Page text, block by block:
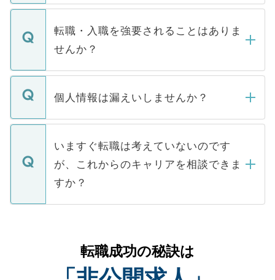
ます。通常、5営業日以内にはご連絡をせて
いただきますので、しばらくお待ちくださ
マイナビDOCTORで取り扱っている求人の
うち約3割は、Webサイトからご覧いただ
けない「非公開求人」です。非公開求人は
下記の理由によって、一般には公開してい
ません。
■応募殺到を避けるため 人気のある医療機
関を公にしてしまうと、応募が殺到する場
に、医療機関が求める条件に合った人材の
みを人材紹介会社に依頼するケースが増え
ています。
転職・入職を強要されることはありま
せんか？
転職・入職を強要することは一切ありませ
ん。また、仮に応募先から内定をいただい
定を承諾する必要はありません。内定先へ
の辞退の連絡はキャリアパートナーが行い
個人情報は漏えいしませんか？
個人情報が漏えいすることはありませんの
で、ご安心ください。当サイトからの登録
などで収集したご登録者様の個人情報は、
ご本人のキャリアアップおよび転職活動の
支援を目的に使用いたします。お預かりし
ているすべての個人データはご本人の許可
は、個人情報の取り扱いについての厳密な
管理基準を満たした事業者のみに付与され
いますぐ転職は考えていないのです
が、これからのキャリアを相談できま
すか？
かがいして、現在の医療機関の状況や紹介
経験をまじえながら、適切なアドバイスを
させていただきます。すぐにご転職をされ
転職成功の秘訣は